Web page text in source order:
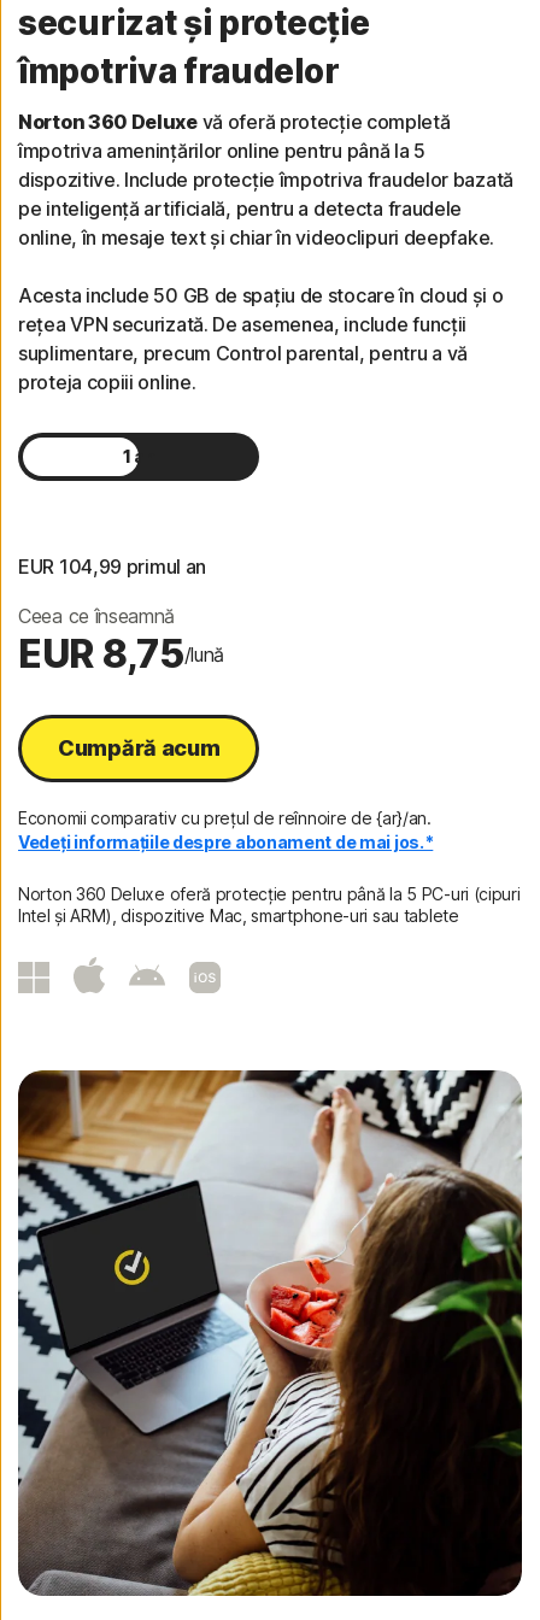
securizat și protecție
împotriva fraudelor
Norton 360 Deluxevă oferă protecție completă
împotriva amenințărilor online pentru până la 5
dispozitive. Include protecție împotriva fraudelor bazată
pe inteligență artificială, pentru a detecta fraudele
online, în mesaje text și chiar în videoclipuri deepfake.
Acesta include 50 GB de spațiu de stocare în cloud și o
rețea VPN securizată. De asemenea, include funcții
suplimentare, precum Control parental, pentru a vă
proteja copiii online.
1 an
EUR 104,99 primul an
Ceea ce înseamnă
EUR 8,75/lună
Cumpără acum
Economii comparativ cu prețul de reînnoire de {ar}/an.
Vedeți informațiile despre abonament de mai jos.*
Norton 360 Deluxe oferă protecție pentru până la 5 PC-uri (cipuri
Intel și ARM), dispozitive Mac, smartphone-uri sau tablete